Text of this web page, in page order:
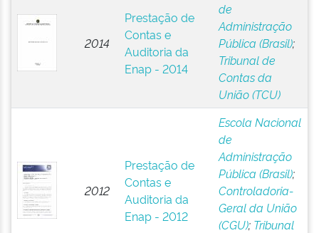
2014
Prestação de
Contas e
Auditoria da
Enap - 2014
de
Administração
Pública (Brasil);
Tribunal de
Contas da
União (TCU)
2012
Prestação de
Contas e
Auditoria da
Enap - 2012
Escola Nacional
de
Administração
Pública (Brasil);
Controladoria-
Geral da União
(CGU); Tribunal